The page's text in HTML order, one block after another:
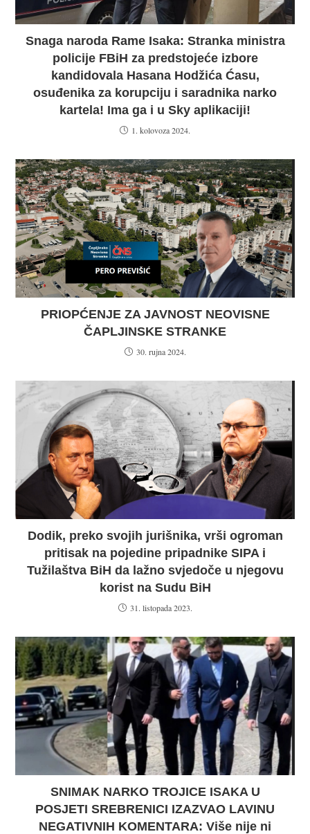
Snaga naroda Rame Isaka: Stranka ministra
policije FBiH za predstojeće izbore
kandidovala Hasana Hodžića Ćasu,
osuđenika za korupciju i saradnika narko
kartela! Ima ga i u Sky aplikaciji!
1. kolovoza 2024.
PRIOPĆENJE ZA JAVNOST NEOVISNE
ČAPLJINSKE STRANKE
30. rujna 2024.
Dodik, preko svojih jurišnika, vrši ogroman
pritisak na pojedine pripadnike SIPA i
Tužilaštva BiH da lažno svjedoče u njegovu
korist na Sudu BiH
31. listopada 2023.
SNIMAK NARKO TROJICE ISAKA U
POSJETI SREBRENICI IZAZVAO LAVINU
NEGATIVNIH KOMENTARA: Više nije ni